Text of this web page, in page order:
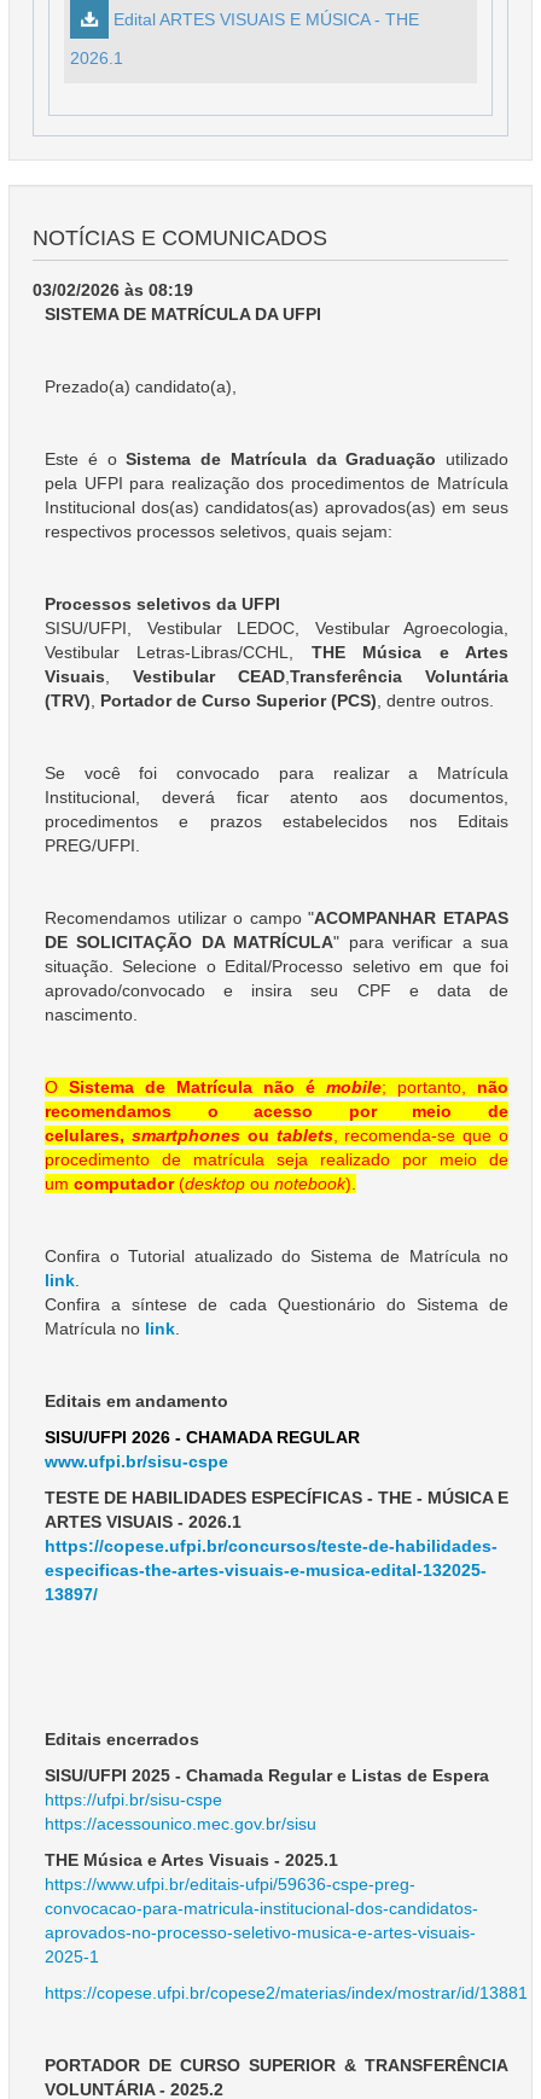
Edital ARTES VISUAIS E MÚSICA - THE
2026.1
NOTÍCIAS E COMUNICADOS
03/02/2026 às 08:19
SISTEMA DE MATRÍCULA DA UFPI
Prezado(a) candidato(a),
Este é oSistema de Matrícula da Graduação utilizado
pela UFPI para realização dos procedimentos de Matrícula
Institucional dos(as) candidatos(as) aprovados(as) em seus
respectivos processos seletivos, quais sejam:
Processos seletivos da UFPI
SISU/UFPI, Vestibular LEDOC, Vestibular Agroecologia,
Vestibular Letras-Libras/CCHL, THE Música e Artes
Visuais
Vestibular CEAD Transferência Voluntária
(TRV)
Portador de Curso Superior (PCS) , dentre outros.
Se você foi convocado para realizar a Matrícula
Institucional, deverá ficar atento aos documentos,
procedimentos e prazos estabelecidos nos Editais
PREG/UFPI.
Recomendamos utilizar o campo "ACOMPANHAR ETAPAS
DE SOLICITAÇÃO DA MATRÍCULA" para verificar a sua
situação. Selecione o Edital/Processo seletivo em que foi
aprovado/convocado e insira seu CPF e data de
nascimento.
O Sistema de Matrícula não é mobile; portanto, não
recomendamos o acesso por meio de
celulares, smartphonesou tablets, recomenda-se que o
procedimento de matrícula seja realizado por meio de
um computador(desktop ou notebook).
Confira o Tutorial atualizado do Sistema de Matrícula no
link
Confira a síntese de cada Questionário do Sistema de
Matrícula no link
Editais em andamento
SISU/UFPI 2026 - CHAMADA REGULAR
www.ufpi.br/sisu-cspe
TESTE DE HABILIDADES ESPECÍFICAS - THE - MÚSICA E
ARTES VISUAIS - 2026.1
https://copese.ufpi.br/concursos/teste-de-habilidades-
especificas-the-artes-visuais-e-musica-edital-132025-
13897/
Editais encerrados
SISU/UFPI 2025 - Chamada Regular e Listas de Espera
https://ufpi.br/sisu-cspe
https://acessounico.mec.gov.br/sisu
THE Música e Artes Visuais - 2025.1
https://www.ufpi.br/editais-ufpi/59636-cspe-preg-
convocacao-para-matricula-institucional-dos-candidatos-
aprovados-no-processo-seletivo-musica-e-artes-visuais-
2025-1
https://copese.ufpi.br/copese2/materias/index/mostrar/id/13881
PORTADOR DE CURSO SUPERIOR & TRANSFERÊNCIA
VOLUNTÁRIA - 2025.2